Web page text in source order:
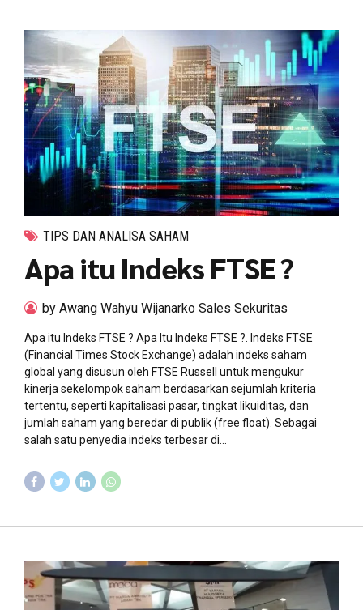
TIPS DAN ANALISA SAHAM
Apa itu Indeks FTSE ?
by Awang Wahyu Wijanarko Sales Sekuritas
Apa itu Indeks FTSE ? Apa Itu Indeks FTSE ?. Indeks FTSE
(Financial Times Stock Exchange) adalah indeks saham
global yang disusun oleh FTSE Russell untuk mengukur
kinerja sekelompok saham berdasarkan sejumlah kriteria
tertentu, seperti kapitalisasi pasar, tingkat likuiditas, dan
jumlah saham yang beredar di publik (free float). Sebagai
salah satu penyedia indeks terbesar di...